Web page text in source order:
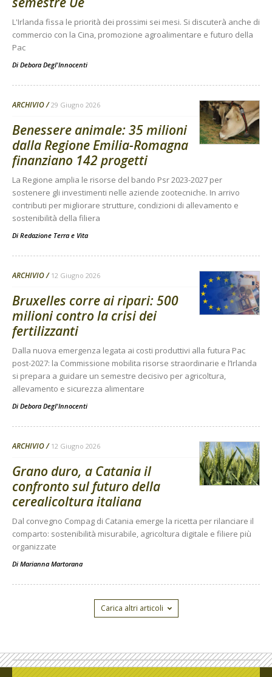
L'Irlanda fissa le priorità dei prossimi sei mesi. Si discuterà anche di
commercio con la Cina, promozione agroalimentare e futuro della
Pac
Di Debora Degl'Innocenti
ARCHIVIO 29 Giugno 2026
Benessere animale: 35 milioni
dalla Regione Emilia-Romagna
finanziano 142 progetti
La Regione amplia le risorse del bando Psr 2023-2027 per
sostenere gli investimenti nelle aziende zootecniche. In arrivo
contributi per migliorare strutture, condizioni di allevamento e
sostenibilità della filiera
Di Redazione Terra e Vita
ARCHIVIO 12 Giugno 2026
Bruxelles corre ai ripari: 500
milioni contro la crisi dei
fertilizzanti
Dalla nuova emergenza legata ai costi produttivi alla futura Pac
post-2027: la Commissione mobilita risorse straordinarie e l’Irlanda
si prepara a guidare un semestre decisivo per agricoltura,
allevamento e sicurezza alimentare
Di Debora Degl'Innocenti
ARCHIVIO 12 Giugno 2026
Grano duro, a Catania il
confronto sul futuro della
cerealicoltura italiana
Dal convegno Compag di Catania emerge la ricetta per rilanciare il
comparto: sostenibilità misurabile, agricoltura digitale e filiere più
organizzate
Di Marianna Martorana
Carica altri articoli